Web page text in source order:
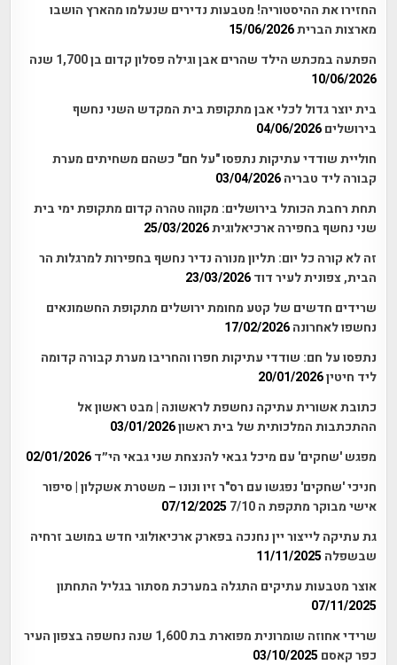
החזירו את ההיסטוריה! מטבעות נדירים שנעלמו מהארץ הושבו
מארצות הברית15/06/2026
הפתעה במכתש הילד שהרים אבן וגילה פסלון קדום בן 1,700 שנה
10/06/2026
בית יוצר גדול לכלי אבן מתקופת בית המקדש השני נחשף
בירושלים 04/06/2026
חוליית שודדי עתיקות נתפסו "על חם" כשהם משחיתים מערת
קבורה ליד טבריה 03/04/2026
תחת רחבת הכותל בירושלים: מקווה טהרה קדום מתקופת ימי בית
שני נחשף בחפירה ארכיאלוגית25/03/2026
זה לא קורה כל יום: תליון מנורה נדיר נחשף בחפירות למרגלות הר
הבית, צפונית לעיר דוד 23/03/2026
שרידים חדשים של קטע מחומת ירושלים מתקופת החשמונאים
נחשפו לאחרונה 17/02/2026
נתפסו על חם: שודדי עתיקות חפרו והחריבו מערת קבורה קדומה
ליד חיטין20/01/2026
כתובת אשורית עתיקה נחשפת לראשונה | מבט ראשון אל
ההתכתבות המלכותית של בית ראשון03/01/2026
מפגש 'שחקים' עם מיכל גבאי להנצחת שני גבאי הי״ד 02/01/2026
חניכי 'שחקים' נפגשו עם רס"ר זיו ונונו – משטרת אשקלון | סיפור
אישי מבוקר מתקפת ה 7/10
07/12/2025
גת עתיקה לייצור יין נחנכה בפארק ארכיאולוגי חדש במושב זרחיה
שבשפלה 11/11/2025
אוצר מטבעות עתיקים התגלה במערכת מסתור בגליל התחתון
07/11/2025
שרידי אחוזה שומרונית מפוארת בת 1,600 שנה נחשפה בצפון העיר
כפר קאסם 03/10/2025